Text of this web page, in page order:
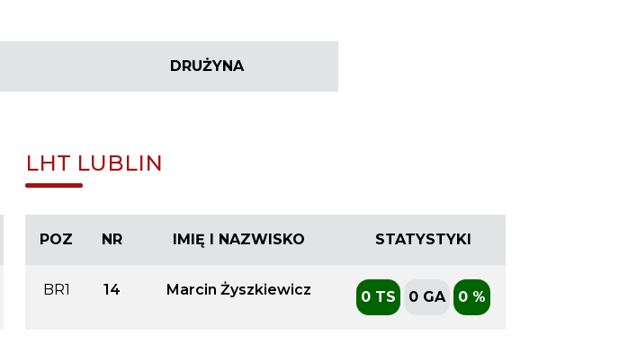
DRUŻYNA
LHT LUBLIN
POZ NR IMIĘ I NAZWISKO STATYSTYKI
BR1 14 Marcin Żyszkiewicz 0 TS 0 GA 0 %